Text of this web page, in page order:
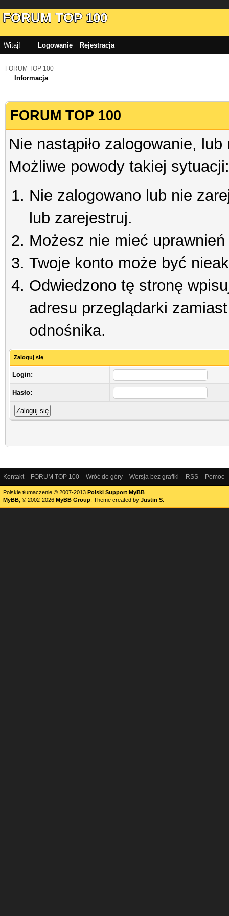
FORUM TOP 100
Witaj! Logowanie Rejestracja
FORUM TOP 100
Informacja
FORUM TOP 100
Nie nastąpiło zalogowanie,
Możliwe powody takiej sytuacji:
Nie zalogowano lub nie
lub zarejestruj.
Możesz nie mieć
Twoje konto może być
Odwiedzono tę stronę
adresu przeglądarki
odnośnika.
Zaloguj się
Login:
Hasło:
Kontakt FORUM TOP 100 Wróć do góry Wersja bez grafiki RSS Pomoc
Polskie tłumaczenie © 2007-2013 Polski Support MyBB
MyBB , © 2002-2026 MyBB Group Theme created by Justin S.